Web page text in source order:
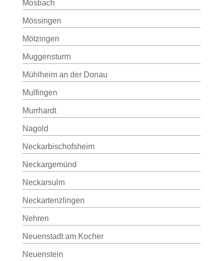
Mosbach
Mössingen
Mötzingen
Muggensturm
Mühlheim an der Donau
Mulfingen
Murrhardt
Nagold
Neckarbischofsheim
Neckargemünd
Neckarsulm
Neckartenzlingen
Nehren
Neuenstadt am Kocher
Neuenstein